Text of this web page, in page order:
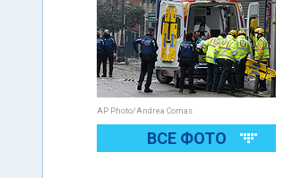
AP Photo/Andrea Comas
ВСЕ ФОТО